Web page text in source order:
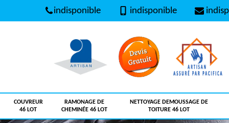
indisponible indisponible
COUVREUR
46 LOT
RAMONAGE DE
CHEMINÉE 46 LOT
NETTOYAGE DEMOUSSAGE DE
TOITURE 46 LOT